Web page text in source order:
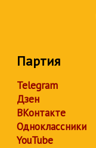
Партия
Telegram
Дзен
ВКонтакте
Одноклассники
YouTube